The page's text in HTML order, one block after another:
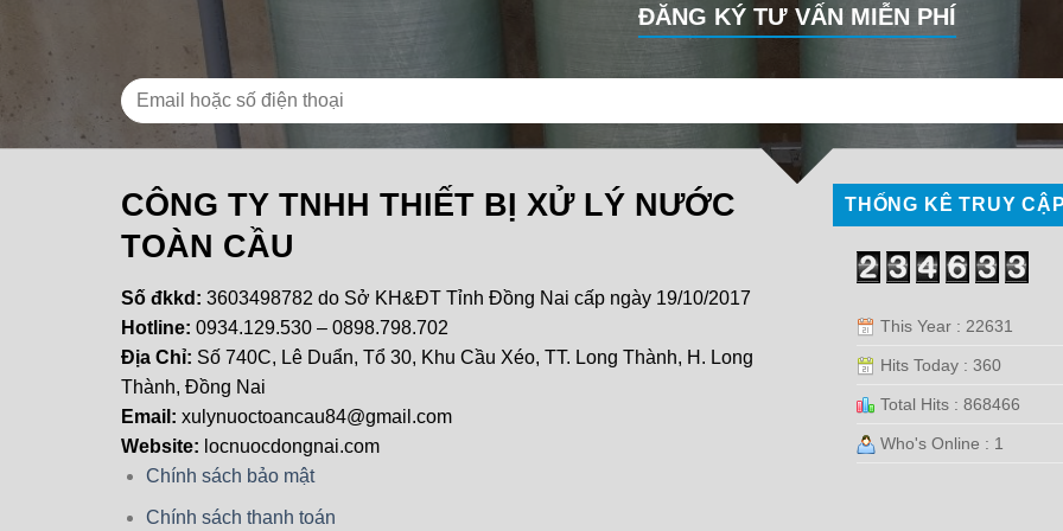
ĐĂNG KÝ TƯ VẤN MIỄN PHÍ
CÔNG TY TNHH THIẾT BỊ XỬ LÝ NƯỚC
TOÀN CẦU
Số đkkd: 3603498782 do Sở KH&ĐT Tỉnh Đồng Nai cấp ngày 19/10/2017
Hotline: 0934.129.530 – 0898.798.702
Địa Chỉ: Số 740C, Lê Duẩn, Tổ 30, Khu Cầu Xéo, TT. Long Thành, H. Long
Thành, Đồng Nai
Email: xulynuoctoancau84@gmail.com
Website: locnuocdongnai.com
Chính sách bảo mật
Chính sách thanh toán
THỐNG KÊ TRUY
This Year : 22631
Hits Today : 360
Total Hits : 868466
Who's Online : 1